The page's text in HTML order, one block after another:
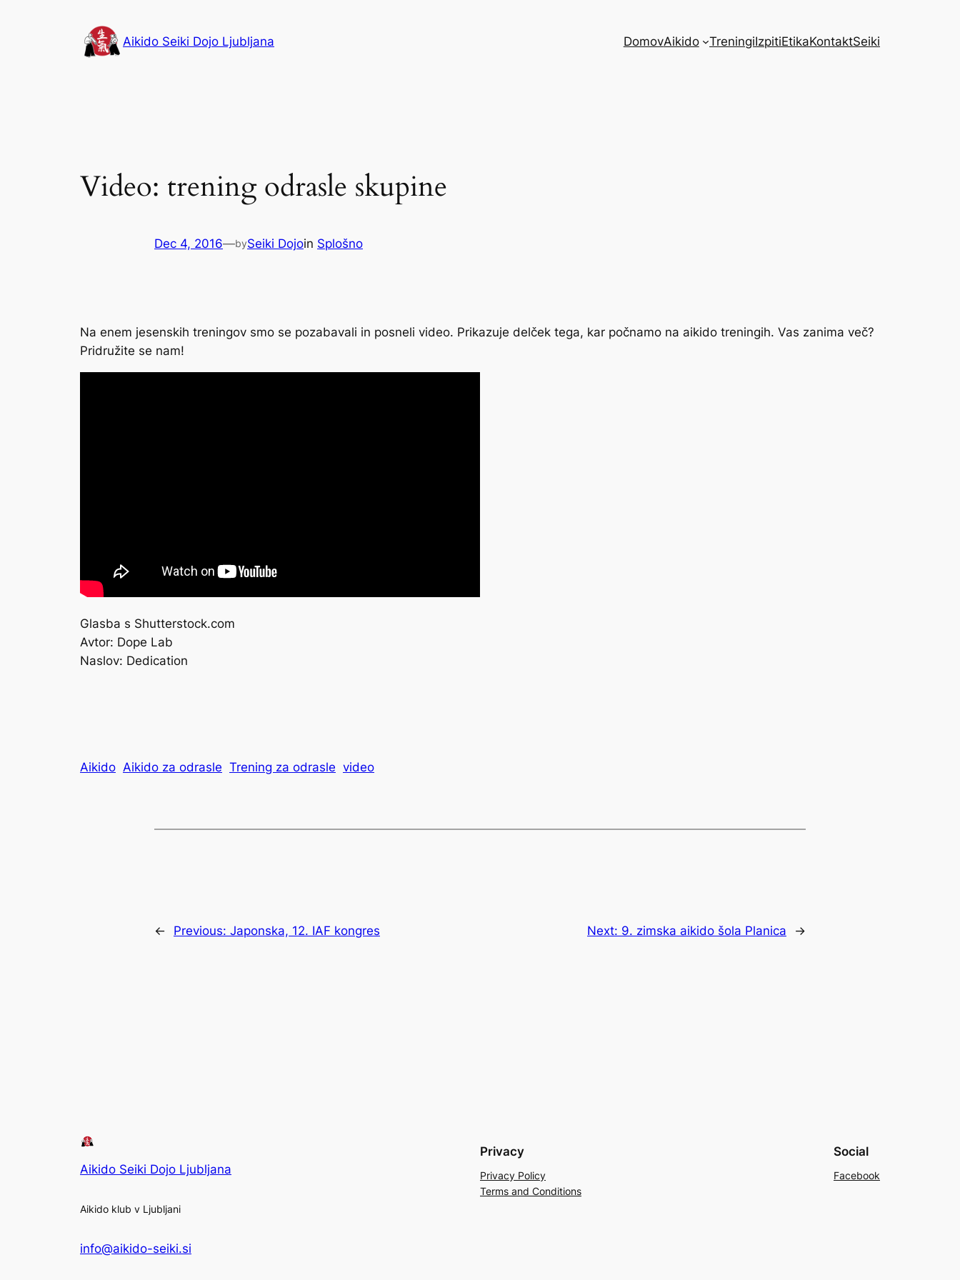
Aikido Seiki Dojo Ljubljana DomovAikido TreningiIzpitiEtikaKontaktSeiki
Video: trening odrasle skupine
Dec 4, 2016—bySeiki Dojoin Splošno
Na enem jesenskih treningov smo se pozabavali in posneli video. Prikazuje delček tega, kar počnamo na aikido treningih. Vas zanima več?
Pridružite se nam!
Glasba s Shutterstock.com
Avtor: Dope Lab
Naslov: Dedication
Aikido Aikido za odrasle Trening za odrasle video
← Previous: Japonska, 12. IAF kongres Next: 9. zimska aikido šola Planica →
Aikido Seiki Dojo Ljubljana
Aikido klub v Ljubljani
info@aikido-seiki.si
Privacy
Privacy Policy
Terms and Conditions
Social
Facebook